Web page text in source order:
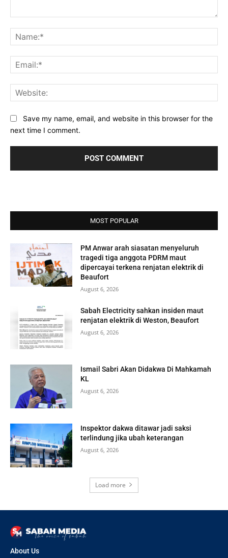
Save my name, email, and website in this browser for the
next time I comment.
MOST POPULAR
PM Anwar arah siasatan menyeluruh
tragedi tiga anggota PDRM maut
dipercayai terkena renjatan elektrik di
Beaufort
August 6, 2026
Sabah Electricity sahkan insiden maut
renjatan elektrik di Weston, Beaufort
August 6, 2026
Ismail Sabri Akan Didakwa Di Mahkamah
KL
August 6, 2026
Inspektor dakwa ditawar jadi saksi
terlindung jika ubah keterangan
August 6, 2026
Load more
About Us